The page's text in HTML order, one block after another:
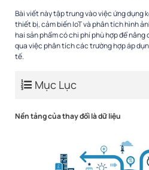
Bài viết này tập trung vào việc ứng dụng
thiết bị, cảm biến IoT và phân tích hình
hai sản phẩm có chi phí phù hợp để
qua việc phân tích các trường hợp áp
tế.
Mục Lục
Nền tảng của thay đổi là dữ liệu